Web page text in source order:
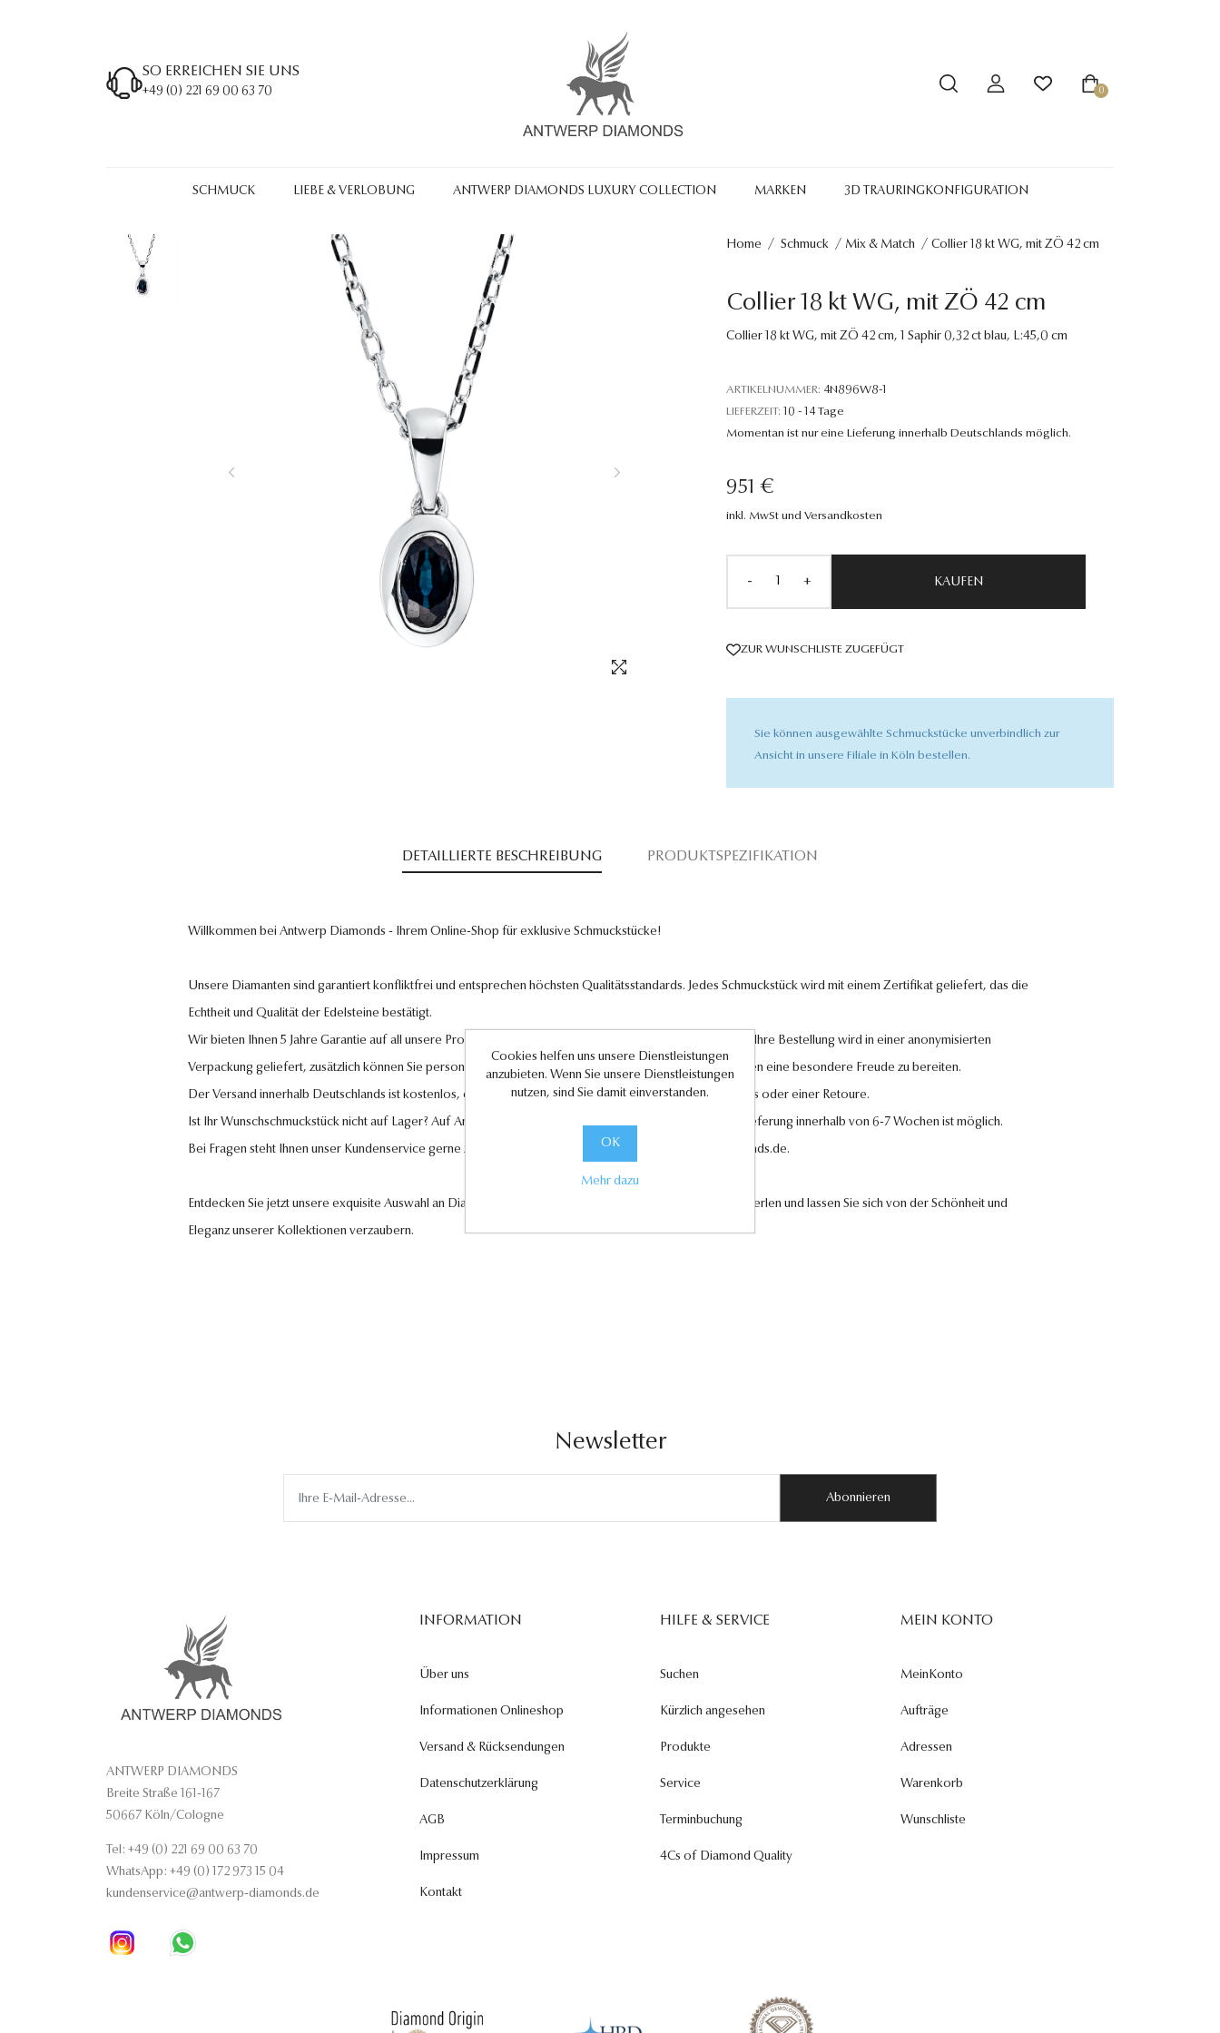
SO ERREICHEN SIE UNS
+49 (0) 221 69 00 63 70 0
SCHMUCK LIEBE & VERLOBUNG ANTWERP DIAMONDS LUXURY COLLECTION MARKEN 3D TRAURINGKONFIGURATION
Home / Schmuck / Mix & Match / Collier 18 kt WG, mit ZÖ 42 cm
Collier 18 kt WG, mit ZÖ 42 cm
Collier 18 kt WG, mit ZÖ 42 cm, 1 Saphir 0,32 ct blau, L:45,0 cm
ARTIKELNUMMER: 4N896W8-1
LIEFERZEIT: 10 - 14 Tage
Momentan ist nur eine Lieferung innerhalb Deutschlands möglich.
951 €
inkl. MwSt und Versandkosten
- + KAUFEN
ZUR WUNSCHLISTE ZUGEFÜGT
Sie können ausgewählte Schmuckstücke unverbindlich zur
Ansicht in unsere Filiale in Köln bestellen.
DETAILLIERTE BESCHREIBUNG PRODUKTSPEZIFIKATION
Willkommen bei Antwerp Diamonds - Ihrem Online-Shop für exklusive Schmuckstücke!
Unsere Diamanten sind garantiert konfliktfrei und entsprechen höchsten Qualitätsstandards. Jedes Schmuckstück wird mit einem Zertifikat geliefert, das die
Echtheit und Qualität der Edelsteine bestätigt.
Wir bieten Ihnen 5 Jahre Garantie auf all unsere Produkte und legen großen Wert auf Ihre Zufriedenheit. Ihre Bestellung wird in einer anonymisierten
Verpackung geliefert, zusätzlich können Sie personalisierte Geschenkkarten hinzufügen, um Ihren Liebsten eine besondere Freude zu bereiten.
Der Versand innerhalb Deutschlands ist kostenlos, ebenso wie der Rückversand im Falle eines Umtauschs oder einer Retoure.
Ist Ihr Wunschschmuckstück nicht auf Lager? Auf Anfrage können wir es für Sie anfertigen lassen. Eine Lieferung innerhalb von 6-7 Wochen ist möglich.
Bei Fragen steht Ihnen unser Kundenservice gerne zur Verfügung unter kundenservice@antwerp-diamonds.de.
Entdecken Sie jetzt unsere exquisite Auswahl an Diamantschmuck, hochwertigen Edelsteinen und edlen Perlen und lassen Sie sich von der Schönheit und
Eleganz unserer Kollektionen verzaubern.
Newsletter
Abonnieren
ANTWERP DIAMONDS
Breite Straße 161-167
50667 Köln/Cologne
Tel: +49 (0) 221 69 00 63 70
WhatsApp: +49 (0) 172 973 15 04
kundenservice@antwerp-diamonds.de
INFORMATION
Über uns
Informationen Onlineshop
Versand & Rücksendungen
Datenschutzerklärung
AGB
Impressum
Kontakt
HILFE & SERVICE
Suchen
Kürzlich angesehen
Produkte
Service
Terminbuchung
4Cs of Diamond Quality
MEIN KONTO
MeinKonto
Aufträge
Adressen
Warenkorb
Wunschliste
Cookies helfen uns unsere Dienstleistungen
anzubieten. Wenn Sie unsere Dienstleistungen
nutzen, sind Sie damit einverstanden.
OK
Mehr dazu